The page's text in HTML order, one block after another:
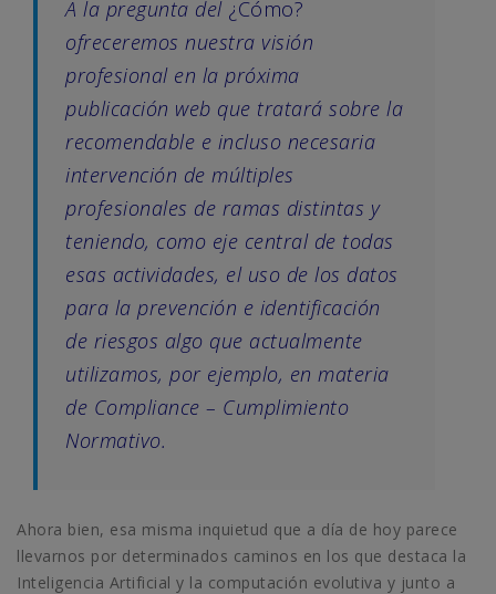
A la pregunta del ¿Cómo?
ofreceremos nuestra visión
profesional en la próxima
publicación web que tratará sobre la
recomendable e incluso necesaria
intervención de múltiples
profesionales de ramas distintas y
teniendo, como eje central de todas
esas actividades, el uso de los datos
para la prevención e identificación
de riesgos algo que actualmente
utilizamos, por ejemplo, en materia
de Compliance – Cumplimiento
Normativo.
Ahora bien, esa misma inquietud que a día de hoy parece
llevarnos por determinados caminos en los que destaca la
Inteligencia Artificial y la computación evolutiva y junto a